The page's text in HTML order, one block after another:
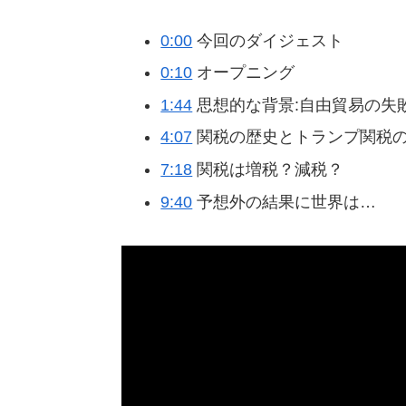
0:00 今回のダイジェスト
0:10 オープニング
1:44 思想的な背景:自由貿易の失
4:07 関税の歴史とトランプ関税
7:18 関税は増税？減税？
9:40 予想外の結果に世界は…